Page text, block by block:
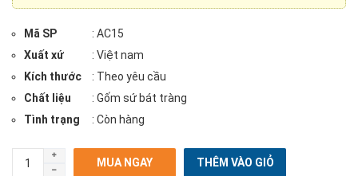
Mã SP
: AC15
Xuất xứ
: Việt nam
Kích thước
: Theo yêu cầu
Chất liệu
: Gốm sứ bát tràng
Tình trạng
: Còn hàng
MUA NGAY